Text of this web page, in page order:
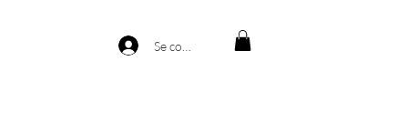
Se connecter